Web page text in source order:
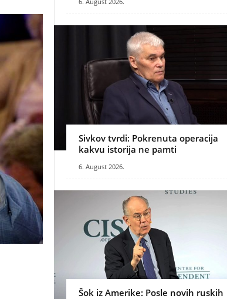
Sivkov tvrdi: Pokrenuta operacija
kakvu istorija ne pamti
6. August 2026.
Šok iz Amerike: Posle novih ruskih